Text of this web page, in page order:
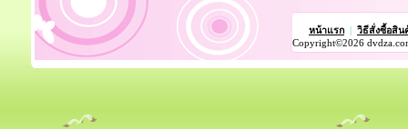
หน้าแรก
วิธีสั่งซื้อสิน
Copyright©2026